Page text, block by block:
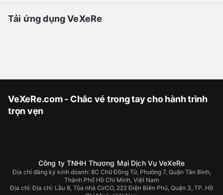
Tải ứng dụng VeXeRe
VeXeRe.com - Chắc vé trong tay cho hành trình
trọn vẹn
Công ty TNHH Thương Mại Dịch Vụ VeXeRe
Địa chỉ đăng ký kinh doanh: 8C Chữ Đồng Tử, Phường 7, Quận Tân Bình,
Thành Phố Hồ Chí Minh, Việt Nam
Địa chỉ:Địa chỉ: Lầu 8, Tòa nhà CirCO, 222 Điện Biên Phủ, Quận 3, TP. Hồ